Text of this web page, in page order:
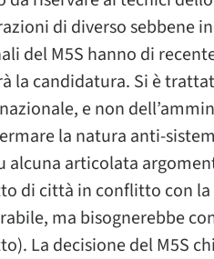
di diverso sebbene
del M5S hanno di
la candidatura. Si è
e non
la natura anti-
alcuna articolata
di città in conflitto con
ma bisognerebbe
La decisione del M5S